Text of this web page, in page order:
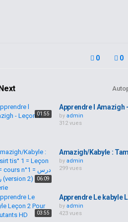
0 0
01:55
Apprendre l Amazigh
by admin
312 vues
06:09
by admin
299 vues
03:55
Apprendre Le kabyle
by admin
423 vues